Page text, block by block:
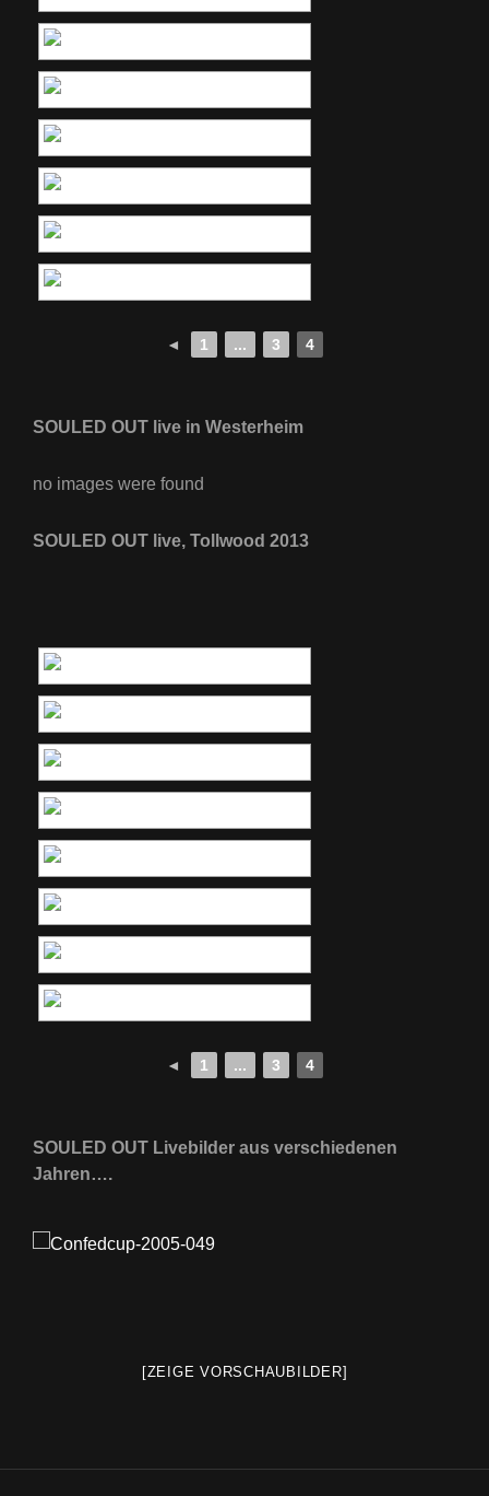
◄ 1 ... 3 4
SOULED OUT live in Westerheim
no images were found
SOULED OUT live, Tollwood 2013
◄ 1 ... 3 4
SOULED OUT Livebilder aus verschiedenen
Jahren….
[ZEIGE VORSCHAUBILDER]